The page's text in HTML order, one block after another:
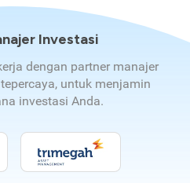
Investasi
dengan partner manajer
untuk menjamin
investasi Anda.